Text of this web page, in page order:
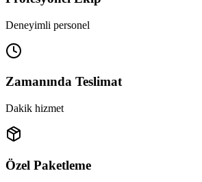
Deneyimli personel
Zamanında Teslimat
Dakik hizmet
Özel Paketleme